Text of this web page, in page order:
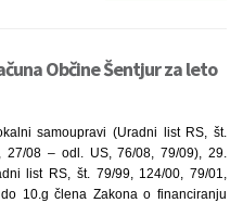
Občine Šentjur za leto
samoupravi (Uradni list RS, št.
27/08 – odl. US, 76/08, 79/09), 29.
list RS, št. 79/99, 124/00, 79/01,
10.g člena Zakona o financiranju